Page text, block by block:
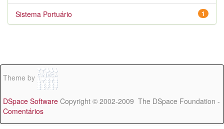
1
Sistema Portuário
Theme by
DSpace Software Copyright © 2002-2009 The DSpace Foundation -
Comentários